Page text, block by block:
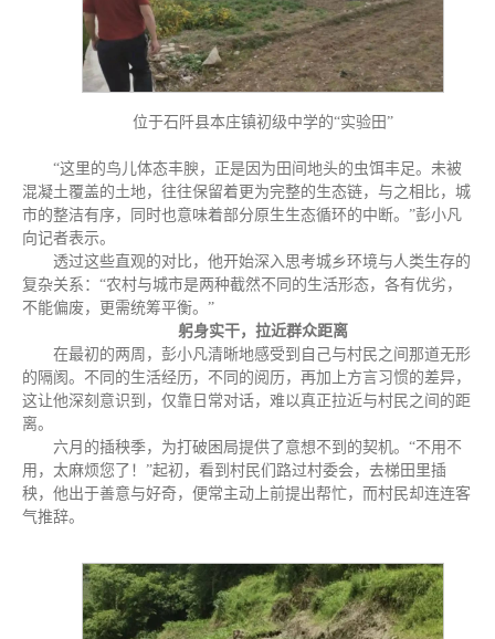
位于石阡县本庄镇初级中学的“实验田”
“这里的鸟儿体态丰腴，正是因为田间地头的虫饵丰足。未被
混凝土覆盖的土地，往往保留着更为完整的生态链，与之相比，城
市的整洁有序，同时也意味着部分原生生态循环的中断。”彭小凡
向记者表示。
透过这些直观的对比，他开始深入思考城乡环境与人类生存的
复杂关系：“农村与城市是两种截然不同的生活形态，各有优劣，
不能偏废，更需统筹平衡。”
躬身实干，拉近群众距离
在最初的两周，彭小凡清晰地感受到自己与村民之间那道无形
的隔阂。不同的生活经历，不同的阅历，再加上方言习惯的差异，
这让他深刻意识到，仅靠日常对话，难以真正拉近与村民之间的距
离。
六月的插秧季，为打破困局提供了意想不到的契机。“不用不
用，太麻烦您了！”起初，看到村民们路过村委会，去梯田里插
秧，他出于善意与好奇，便常主动上前提出帮忙，而村民却连连客
气推辞。